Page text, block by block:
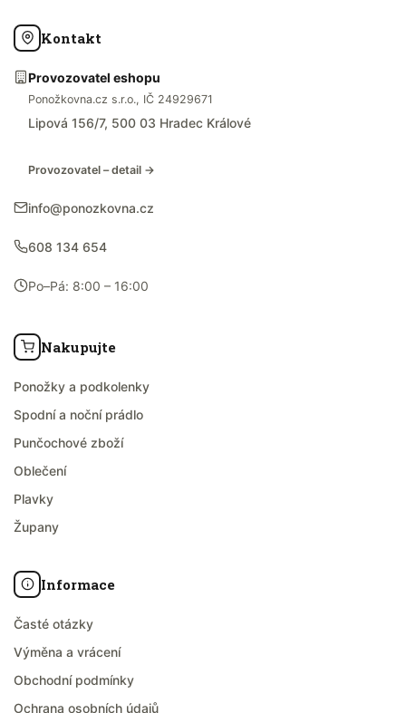
Kontakt
Provozovatel eshopu
Ponožkovna.cz s.r.o., IČ 24929671
Lipová 156/7, 500 03 Hradec Králové
Provozovatel – detail →
info@ponozkovna.cz
608 134 654
Po–Pá: 8:00 – 16:00
Nakupujte
Ponožky a podkolenky
Spodní a noční prádlo
Punčochové zboží
Oblečení
Plavky
Župany
Informace
Časté otázky
Výměna a vrácení
Obchodní podmínky
Ochrana osobních údajů